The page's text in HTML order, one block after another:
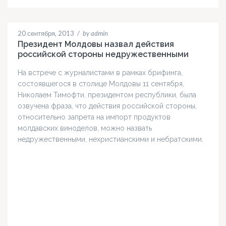
20 сентября, 2013 / by admin
Президент Молдовы назвал действия
российской стороны недружественными
На встрече с журналистами в рамках брифинга,
состоявшегося в столице Молдовы 11 сентября,
Николаем Тимофти, президентом республики, была
озвучена фраза, что действия российской стороны,
относительно запрета на импорт продуктов
молдавских виноделов, можно назвать
недружественными, нехристианскими и небратскими.